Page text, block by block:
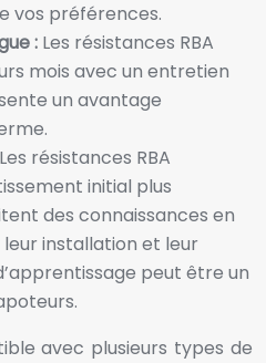
vos préférences.
: Les résistances RBA
mois avec un entretien
un avantage
Les résistances RBA
initial plus
des connaissances en
installation et leur
peut être un
avec plusieurs types de